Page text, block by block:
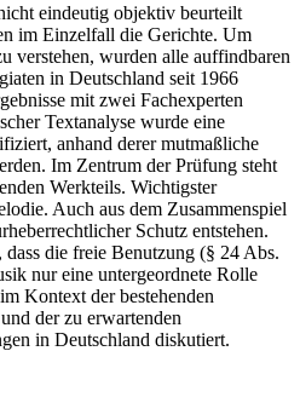
eindeutig objektiv beurteilt
im Einzelfall die Gerichte. Um
verstehen, wurden alle auffindbaren
in Deutschland seit 1966
mit zwei Fachexperten
Textanalyse wurde eine
anhand derer mutmaßliche
Im Zentrum der Prüfung steht
Werkteils. Wichtigster
Auch aus dem Zusammenspiel
Schutz entstehen.
die freie Benutzung (§ 24 Abs.
nur eine untergeordnete Rolle
Kontext der bestehenden
der zu erwartenden
in Deutschland diskutiert.